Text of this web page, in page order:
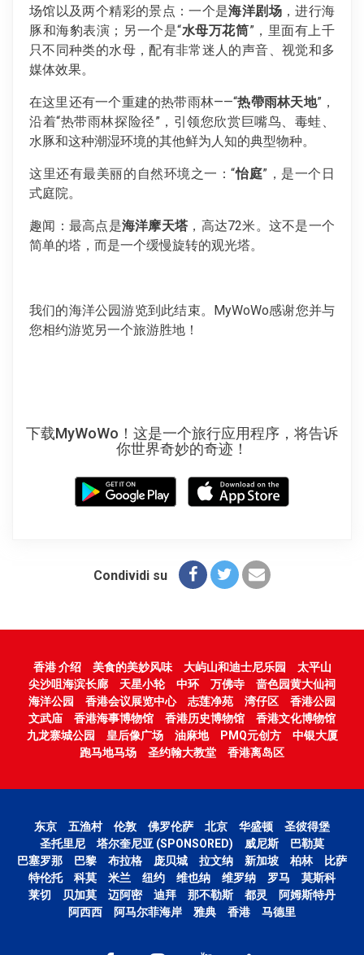
场馆以及两个精彩的景点：一个是海洋剧场，进行海
豚和海豹表演；另一个是“水母万花筒”，里面有上千
只不同种类的水母，配有非常迷人的声音、视觉和多
媒体效果。
在这里还有一个重建的热带雨林——“热帶雨林天地”，
沿着“热带雨林探险径”，引领您欣赏巨嘴鸟、毒蛙、
水豚和这种潮湿环境的其他鲜为人知的典型物种。
这里还有最美丽的自然环境之一：“怡庭”，是一个日
式庭院。
趣闻：最高点是海洋摩天塔 ，高达72米。这不是一个
简单的塔，而是一个缓慢旋转的观光塔。
我们的海洋公园游览到此结束。MyWoWo感谢您并与
您相约游览另一个旅游胜地！
下载MyWoWo！这是一个旅行应用程序，将告诉
你世界奇妙的奇迹！
Condividi su
香港 介绍 美食的美妙风味 大屿山和迪士尼乐园
太平山
尖沙咀海滨长廊
天星小轮 中环 万佛寺
啬色园黄大仙祠
海洋公园
香港会议展览中心 志莲净苑 湾仔区
香港公园
文武庙
香港海事博物馆 香港历史博物馆
香港文化博物馆
九龙寨城公园
皇后像广场 油麻地 PMQ元创方
中银大厦
跑马地马场
圣约翰大教堂 香港离岛区
东京 五渔村 伦敦 佛罗伦萨 北京 华盛顿
圣彼得堡
圣托里尼
塔尔奎尼亚 (SPONSORED) 威尼斯
巴勒莫
巴塞罗那
巴黎 布拉格 庞贝城 拉文纳 新加坡 柏林
比萨
特伦托
科莫 米兰 纽约 维也纳 维罗纳 罗马
莫斯科
莱切
贝加莫 迈阿密 迪拜 那不勒斯 都灵
阿姆斯特丹
阿西西
阿马尔菲海岸 雅典 香港 马德里